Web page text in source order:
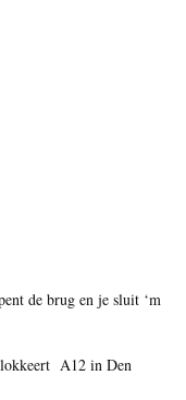
de brug en je sluit ‘m
A12 in Den